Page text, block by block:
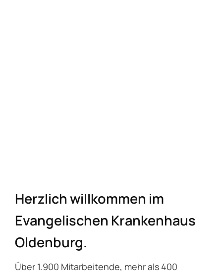
Herzlich willkommen im
Evangelischen Krankenhaus
Oldenburg.
Über 1.900 Mitarbeitende, mehr als 400